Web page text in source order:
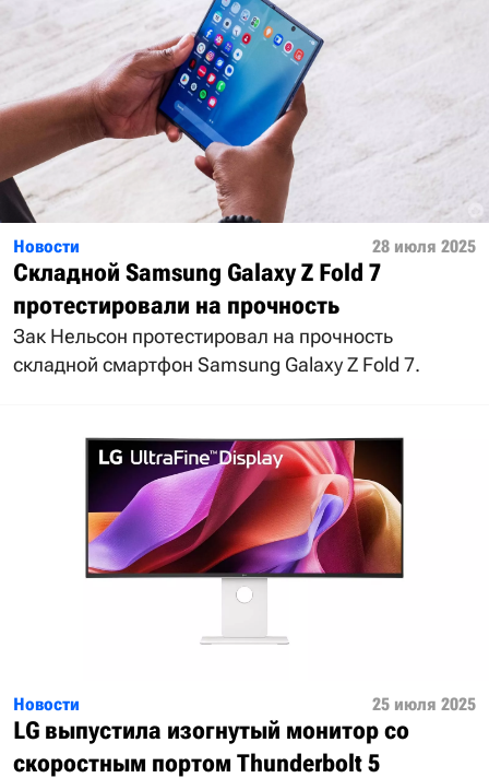
Новости 28 июля 2025
Складной Samsung Galaxy Z Fold 7
протестировали на прочность
Зак Нельсон протестировал на прочность
складной смартфон Samsung Galaxy Z Fold 7.
Новости 25 июля 2025
LG выпустила изогнутый монитор со
скоростным портом Thunderbolt 5